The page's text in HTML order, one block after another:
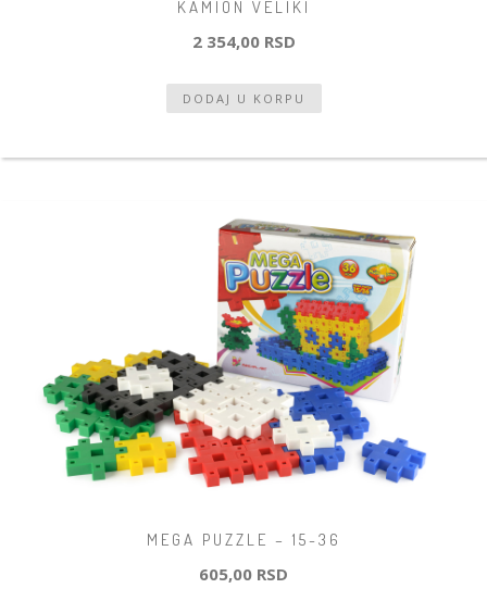
KAMION VELIKI
2 354,00 RSD
MEGA PUZZLE – 15-36
605,00 RSD